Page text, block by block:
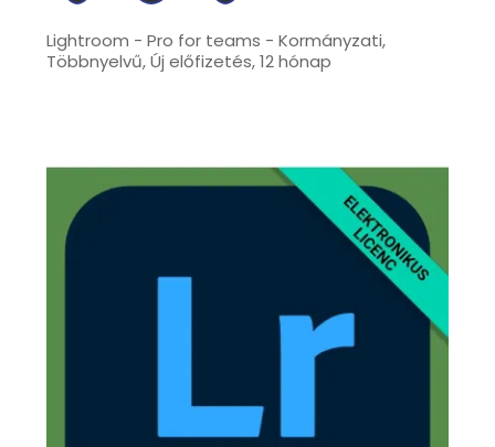
Lightroom - Pro for teams - Kormányzati,
Többnyelvű, Új előfizetés, 12 hónap